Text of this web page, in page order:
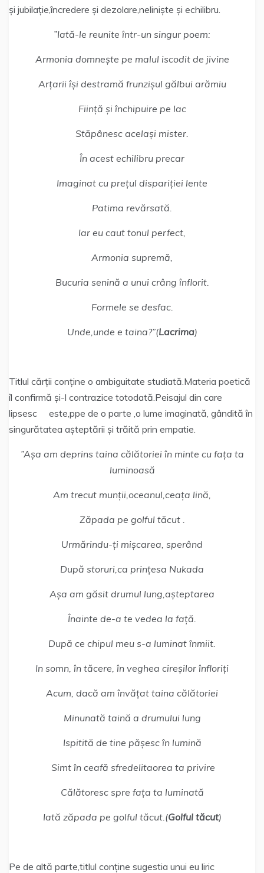
și jubilație,încredere și dezolare,neliniște și echilibru.
”Iată-le reunite într-un singur poem:
Armonia domnește pe malul iscodit de jivine
Arțarii își destramă frunzișul gălbui arămiu
Ființă și închipuire pe lac
Stăpânesc același mister.
În acest echilibru precar
Imaginat cu prețul dispariției lente
Patima revărsată.
Iar eu caut tonul perfect,
Armonia supremă,
Bucuria senină a unui crâng înflorit.
Formele se desfac.
Unde,unde e taina?”(Lacrima)
Titlul cărții conține o ambiguitate studiată.Materia poetică
îl confirmă și-l contrazice totodată.Peisajul din care
lipsesc este,ppe de o parte ,o lume imaginată, gândită în
singurătatea așteptării și trăită prin empatie.
”Așa am deprins taina călătoriei în minte cu fața ta
luminoasă
Am trecut munții,oceanul,ceața lină,
Zăpada pe golful tăcut .
Urmărindu-ți mișcarea, sperând
După storuri,ca prințesa Nukada
Așa am găsit drumul lung,așteptarea
Înainte de-a te vedea la față.
După ce chipul meu s-a luminat înmiit.
In somn, în tăcere, în veghea cireșilor înfloriți
Acum, dacă am învățat taina călătoriei
Minunată taină a drumului lung
Ispitită de tine pășesc în lumină
Simt în ceafă sfredelitaorea ta privire
Călătoresc spre fața ta luminată
Iată zăpada pe golful tăcut.(Golful tăcut)
Pe de altă parte,titlul conține sugestia unui eu liric